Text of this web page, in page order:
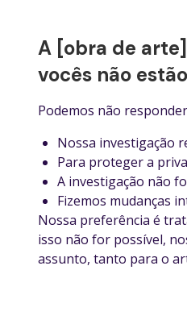
A [obra de
vocês não
Podemos não
Nossa investigação
Para proteger a
A investigação não
Fizemos mudanças
Nossa preferência é
isso não for possível,
assunto, tanto para o